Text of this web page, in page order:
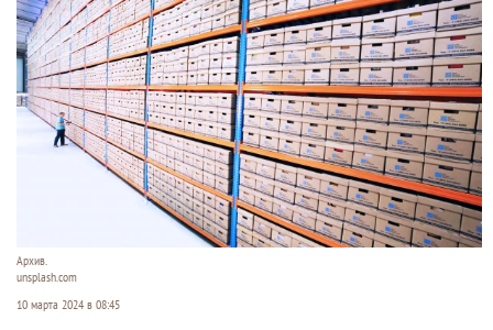
Архив.
unsplash.com
10 марта 2024 в 08:45